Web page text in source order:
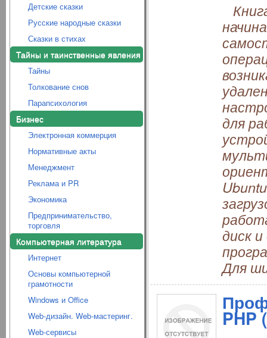
Детские сказки
Русские народные сказки
Сказки в стихах
Тайны и таинственные явления
Тайны
Толкование снов
Парапсихология
Бизнес
Электронная коммерция
Нормативные акты
Менеджмент
Реклама и PR
Экономика
Предпринимательство,
торговля
Компьютерная литература
Интернет
Основы компьютерной
грамотности
Windows и Office
Web-дизайн. Web-мастеринг.
Web-сервисы
для
диск
Для
PHP